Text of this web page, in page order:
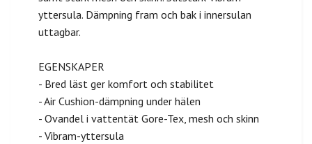
yttersula. Dämpning fram och bak i innersulan
uttagbar.
EGENSKAPER
- Bred läst ger komfort och stabilitet
- Air Cushion-dämpning under hälen
- Ovandel i vattentät Gore-Tex, mesh och skinn
- Vibram-yttersula